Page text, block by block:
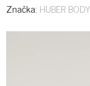
Značka: HUBER